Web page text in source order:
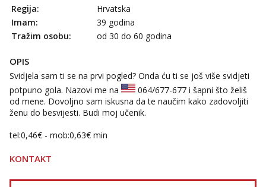
tel:0,93€ - mob:1,12€ min
Anđela
Čekam tvoj poziv!
Regija:
Hrvatska
Imam:
39 godina
Tražim osobu:
od 30 do 60 godina
OPIS
Svidjela sam ti se na prvi pogled? Onda ću ti se još više svidjeti
potpuno gola. Nazovi me na
064/677-677 i šapni što želiš
od mene. Dovoljno sam iskusna da te naučim kako zadovoljiti
ženu do besvijesti. Budi moj učenik.
tel:0,46€ - mob:0,63€ min
KONTAKT